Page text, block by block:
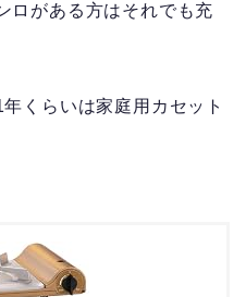
ロがある方はそれでも充
くらいは家庭用カセット